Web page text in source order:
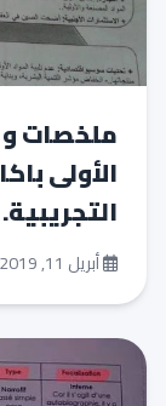
ملخصات و
الأولى
التجريبية.
أبريل 11, 2019